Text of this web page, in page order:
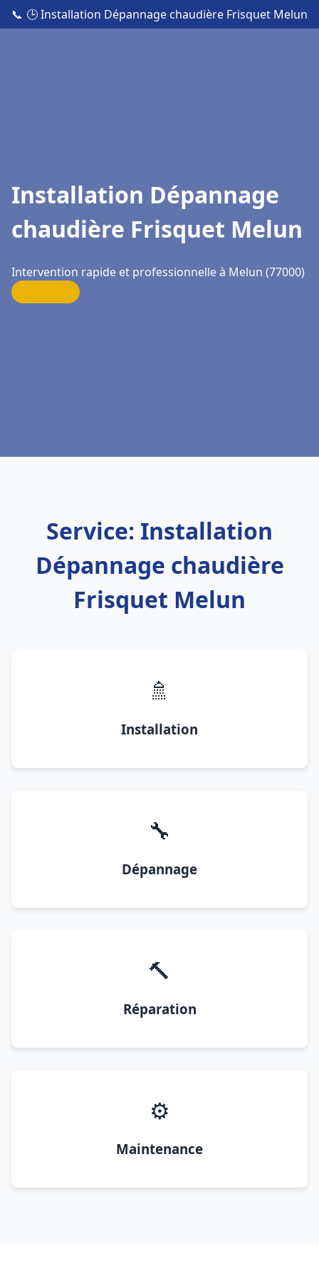
📞 🕒 Installation Dépannage chaudière Frisquet Melun
Installation Dépannage
chaudière Frisquet Melun
Intervention rapide et professionnelle à Melun (77000)
Service: Installation
Dépannage chaudière
Frisquet Melun
🚿
Installation
🔧
Dépannage
🔨
Réparation
⚙️
Maintenance